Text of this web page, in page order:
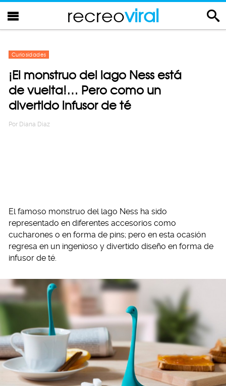
recreoviral
Curiosidades
¡El monstruo del lago Ness está
de vuelta!… Pero como un
divertido infusor de té
Por Diana Diaz
El famoso monstruo del lago Ness ha sido
representado en diferentes accesorios como
cucharones o en forma de pins; pero en esta ocasión
regresa en un ingenioso y divertido diseño en forma de
infusor de té.